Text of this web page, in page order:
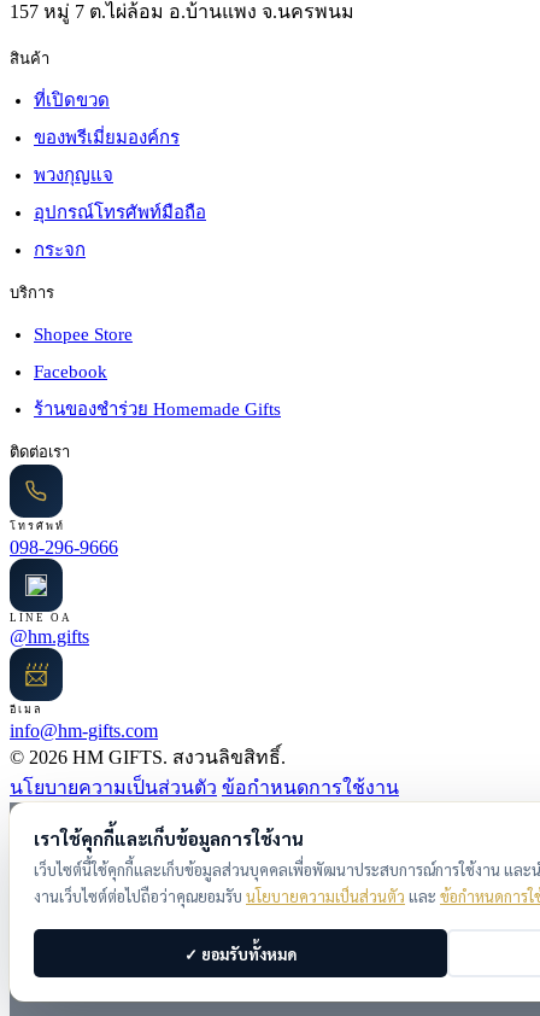
157 หมู่ 7 ต.ไผ่ล้อม อ.บ้านแพง จ.นครพนม
สินค้า
ที่เปิดขวด
ของพรีเมี่ยมองค์กร
พวงกุญแจ
อุปกรณ์โทรศัพท์มือถือ
กระจก
บริการ
Shopee Store
Facebook
ร้านของชำร่วย Homemade Gifts
ติดต่อเรา
โทรศัพท์
098-296-9666
LINE OA
@hm.gifts
📨
อีเมล
info@hm-gifts.com
© 2026 HM GIFTS. สงวนลิขสิทธิ์.
นโยบายความเป็นส่วนตัว ข้อกำหนดการใช้งาน
เราใช้คุกกี้และเก็บข้อมูลการใช้งาน
เว็บไซต์นี้ใช้คุกกี้และเก็บข้อมูลส่วนบุคคลเพื่อพัฒนาประสบการณ์การใช้งาน และ
งานเว็บไซต์ต่อไปถือว่าคุณยอมรับ นโยบายความเป็นส่วนตัว และ ข้อกำหนดการใ
✓ ยอมรับทั้งหมด